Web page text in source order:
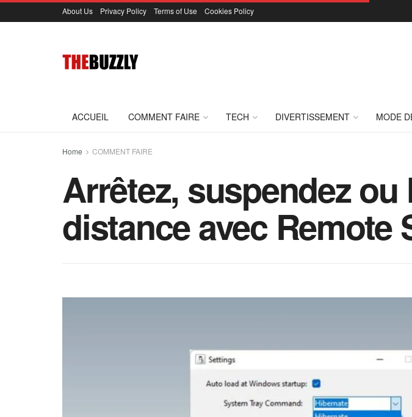
About Us Privacy Policy Terms of Use Cookies Policy
ACCUEIL COMMENT FAIRE TECH DIVERTISSEMENT MODE
Home COMMENT FAIRE
Arrêtez, suspendez ou
distance avec Remote